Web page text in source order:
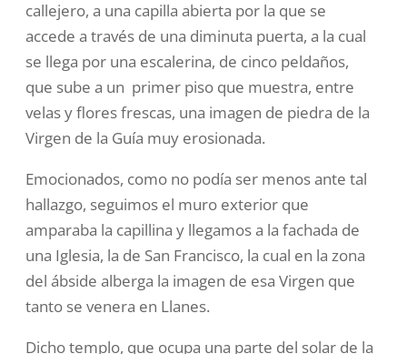
callejero, a una capilla abierta por la que se
accede a través de una diminuta puerta, a la cual
se llega por una escalerina, de cinco peldaños,
que sube a un primer piso que muestra, entre
velas y flores frescas, una imagen de piedra de la
Virgen de la Guía muy erosionada.
Emocionados, como no podía ser menos ante tal
hallazgo, seguimos el muro exterior que
amparaba la capillina y llegamos a la fachada de
una Iglesia, la de San Francisco, la cual en la zona
del ábside alberga la imagen de esa Virgen que
tanto se venera en Llanes.
Dicho templo, que ocupa una parte del solar de la